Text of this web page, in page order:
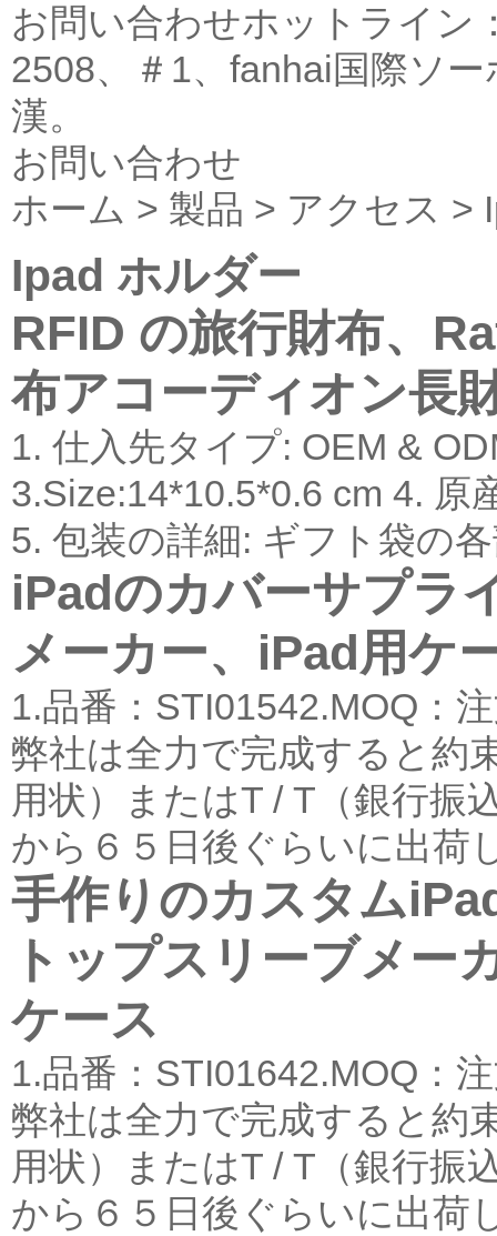
お問い合わせホットライン
2508、＃1、fanhai国際ソ
漢。
お問い合わせ
ホーム > 製品 > アクセス >
Ipad ホルダー
RFID の旅行財布、
布アコーディオン長
1. 仕入先タイプ: OEM &
3.Size:14*10.5*0.6 cm 4.
5. 包装の詳細: ギフト袋の
iPadのカバーサプラ
メーカー、iPad用ケ
1.品番：STI01542.MOQ：
弊社は全力で完成すると約
用状）またはT / T（銀行振
から６５日後ぐらいに出荷
手作りのカスタム
トップスリーブメー
ケース
1.品番：STI01642.MOQ：
弊社は全力で完成すると約
用状）またはT / T（銀行振
から６５日後ぐらいに出荷